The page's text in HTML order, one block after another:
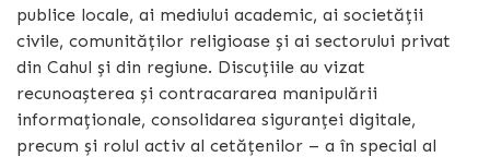
publice locale, ai mediului academic, ai societății
civile, comunităților religioase și ai sectorului privat
din Cahul și din regiune. Discuțiile au vizat
recunoașterea și contracararea manipulării
informaționale, consolidarea siguranței digitale,
precum și rolul activ al cetățenilor – a în special al